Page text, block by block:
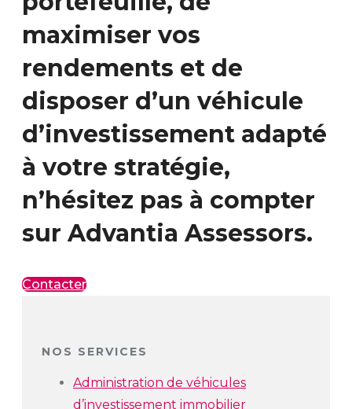
maximiser vos
rendements et de
disposer d’un véhicule
d’investissement adapté
à votre stratégie,
n’hésitez pas à compter
sur Advantia Assessors.
Contacter
NOS SERVICES
Administration de véhicules
d’investissement immobilier